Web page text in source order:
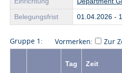
Belegungsfrist 01.04.2026 -
Gruppe 1: Vormerken: Zur
Tag Zeit